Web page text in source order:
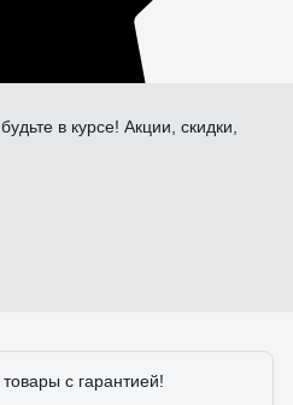
в курсе! Акции, скидки,
с гарантией!